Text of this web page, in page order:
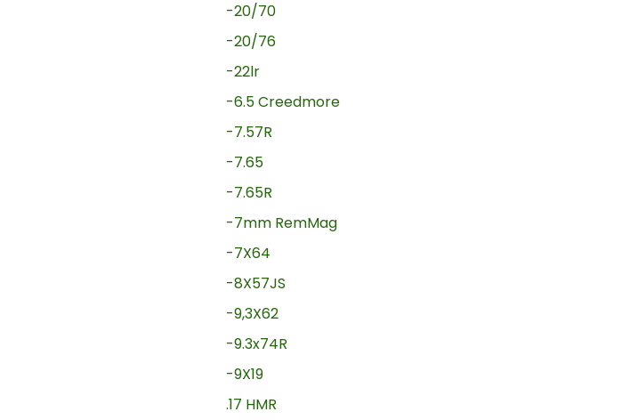
-20/70
-20/76
-22lr
-6.5 Creedmore
-7.57R
-7.65
-7.65R
-7mm RemMag
-7X64
-8X57JS
-9,3X62
-9.3x74R
-9X19
.17 HMR